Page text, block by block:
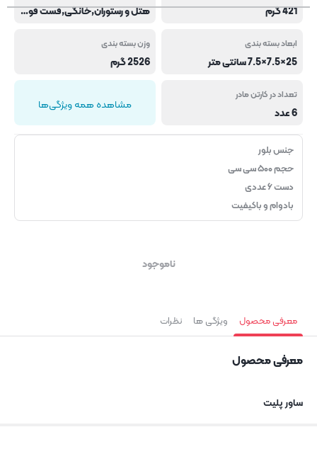
421 گرم هتل و رستوران,خانگی,فست فود و کافی شاپ
ابعاد بسته بندی
25×7.5×7.5 سانتی متر
وزن بسته بندی
2526 گرم
تعداد در کارتن مادر
6 عدد مشاهده همه ویژگی‌ها
جنس بلور
حجم ۵۰۰ سی سی
دست ۶ عددی
بادوام و باکیفیت
ناموجود
معرفی محصول ویژگی ها نظرات
معرفی محصول
ساور پلیت